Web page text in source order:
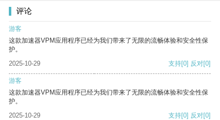
评论
游客
这款加速器VPM应用程序已经为我们带来了无限的流畅体验和安全性保
护。
2025-10-29
支持[0] 反对[0]
游客
这款加速器VPM应用程序已经为我们带来了无限的流畅体验和安全性保
护。
2025-10-29
支持[0] 反对[0]